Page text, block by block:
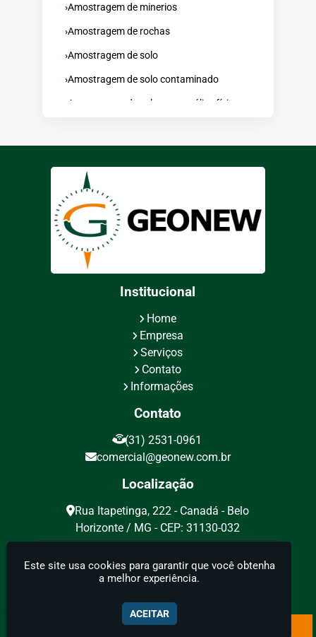
Amostragem de minerios
Amostragem de rochas
Amostragem de solo
Amostragem de solo contaminado
Amostragem de solo para análise física
Amostragem minerio de ferro
Auditoria mineração
Banco de dados geologia
Caminhamento elétrico
Consultoria em geologia
Consultoria em mineração
Consultoria geologia mineração
Cubagem mineração
sondagem
Elaboração de plano de pesquisa
Eletrorresistividade
Eletrorresistividade geofisica
Eletrorresistividade geologia
Institucional
Home
Empresa
Serviços
Contato
Informações
Contato
(31) 2531-0961
comercial@geonew.com.br
Localização
Rua Itapetinga, 222 - Canadá - Belo
Horizonte / MG - CEP: 31130-032
Este site usa cookies para garantir que você obtenha
a melhor experiência.
ACEITAR